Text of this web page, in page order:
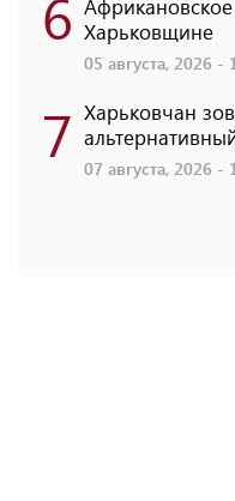
Харьковщине
05 августа, 2026 -
7 Харьковчан
07 августа, 2026 -